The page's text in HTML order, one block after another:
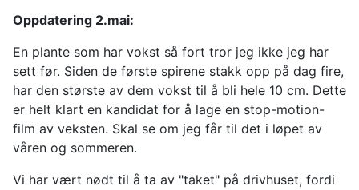
Oppdatering 2.mai:
En plante som har vokst så fort tror jeg ikke jeg har
sett før. Siden de første spirene stakk opp på dag fire,
har den største av dem vokst til å bli hele 10 cm. Dette
er helt klart en kandidat for å lage en stop-motion-
film av veksten. Skal se om jeg får til det i løpet av
våren og sommeren.
Vi har vært nødt til å ta av "taket" på drivhuset, fordi